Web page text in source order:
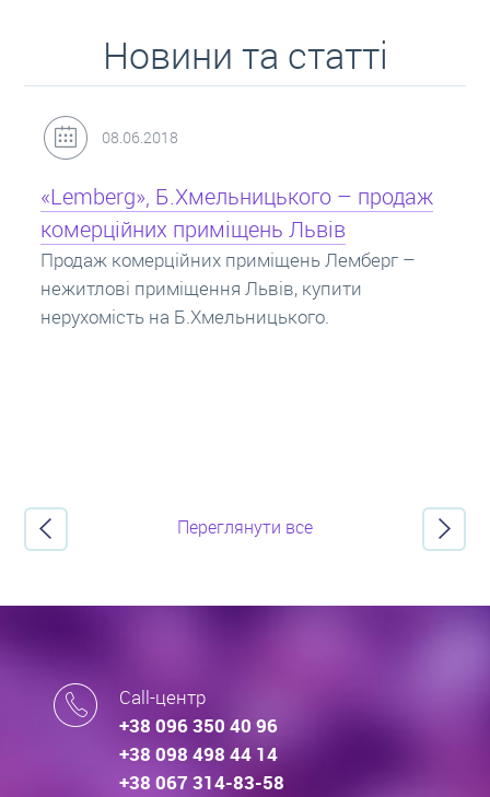
Новини та статті
31.05.2018
Кредит під заставу нерухомості: іпотека
Іпотека на квартиру – кредит на житло під
заставу нерухомості. Купити в іпотеку – що
потрібно знати? Консультація від Експертів
про іпотечні кредити.
Переглянути все
Call-центр
+38 096 350 40 96
+38 098 498 44 14
+38 067 314-83-58